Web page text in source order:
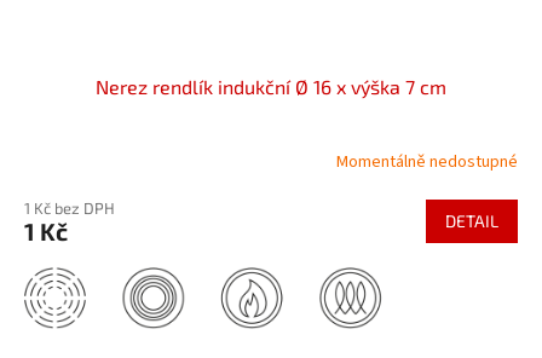
Nerez rendlík indukční Ø 16 x výška 7 cm
Momentálně nedostupné
1 Kč bez DPH
1 Kč DETAIL